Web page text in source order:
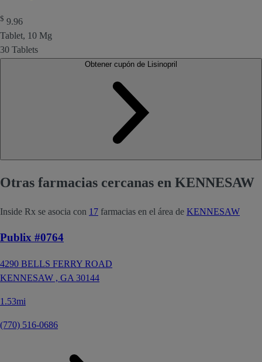
$ 9.96
Tablet, 10 Mg
30 Tablets
Otras farmacias cercanas en KENNESAW
Inside Rx se asocia con 17 farmacias en el área de KENNESAW
Publix #0764
4290 BELLS FERRY ROAD
KENNESAW , GA 30144
1.53mi
(770) 516-0686